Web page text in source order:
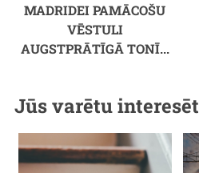
MADRIDEI PAMĀCOŠU
VĒSTULI
AUGSTPRĀTĪGĀ TONĪ...
Jūs varētu interesēt